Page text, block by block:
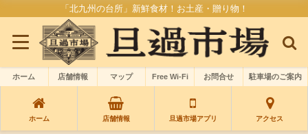
「北九州の台所」新鮮食材！お土産・贈り物！
ホーム 店舗情報 マップ Free Wi-Fi お問合せ 駐車場のご案内
ホーム 店舗情報 旦過市場アプリ アクセス